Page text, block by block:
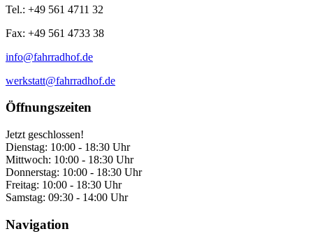
Tel.: +49 561 4711 32
Fax: +49 561 4733 38
info@fahrradhof.de
werkstatt@fahrradhof.de
Öffnungszeiten
Jetzt geschlossen!
Dienstag: 10:00 - 18:30 Uhr
Mittwoch: 10:00 - 18:30 Uhr
Donnerstag: 10:00 - 18:30 Uhr
Freitag: 10:00 - 18:30 Uhr
Samstag: 09:30 - 14:00 Uhr
Navigation